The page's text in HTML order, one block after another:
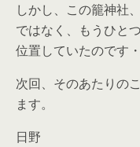
しかし、この籠神社
ではなく、もうひと
位置していたのです
次回、そのあたりの
ます。
日野